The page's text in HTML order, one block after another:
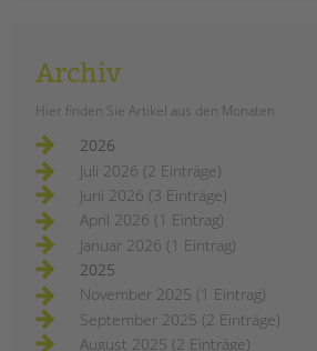
Archiv
Hier finden Sie Artikel aus den Monaten
2026
Juli 2026 (2 Einträge)
Juni 2026 (3 Einträge)
April 2026 (1 Eintrag)
Januar 2026 (1 Eintrag)
2025
November 2025 (1 Eintrag)
September 2025 (2 Einträge)
August 2025 (2 Einträge)